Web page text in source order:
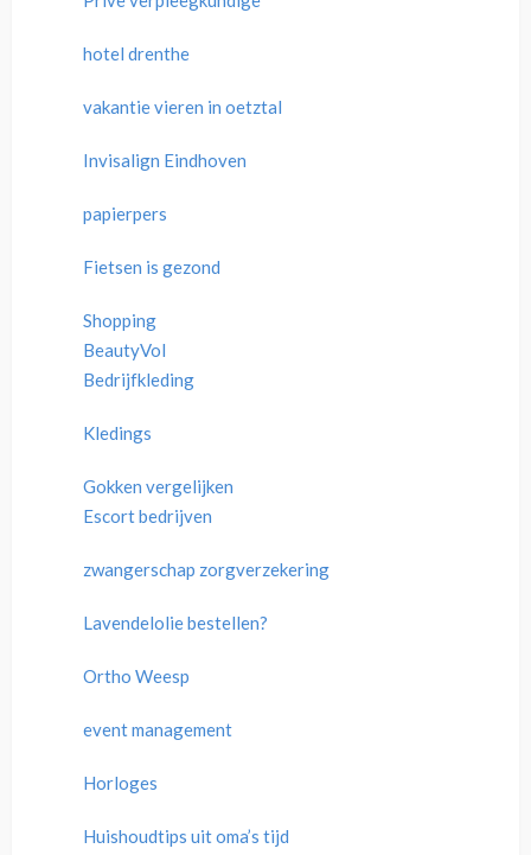
hotel drenthe
vakantie vieren in oetztal
Invisalign Eindhoven
papierpers
Fietsen is gezond
Shopping
BeautyVol
Bedrijfkleding
Kledings
Gokken vergelijken
Escort bedrijven
zwangerschap zorgverzekering
Lavendelolie bestellen?
Ortho Weesp
event management
Horloges
Huishoudtips uit oma’s tijd